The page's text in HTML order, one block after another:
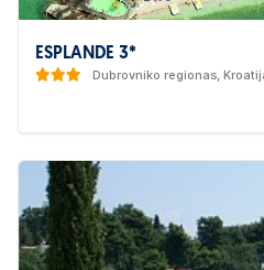
ESPLANDE 3*
Dubrovniko regionas,